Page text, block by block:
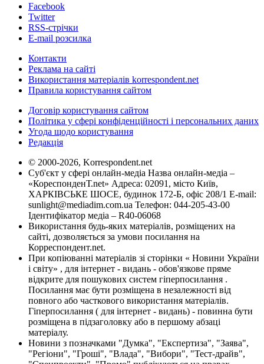
Facebook
Twitter
RSS-стрічки
E-mail розсилка
Контакти
Реклама на сайті
Використання матеріалів korrespondent.net
Правила користування сайтом
Договір користування сайтом
Політика у сфері конфіденційності і персональних даних
Угода щодо користування
Редакція
© 2000-2026, Korrespondent.net
Суб'єкт у сфері онлайн-медіа Назва онлайн-медіа –
«КореспонденТ.net» Адреса: 02091, місто Київ,
ХАРКІВСЬКЕ ШОСЕ, будинок 172-Б, офіс 208/1 E-mail:
sunlight@mediadim.com.ua Телефон: 044-205-43-00
Ідентифікатор медіа – R40-06068
Використання будь-яких матеріалів, розміщених на
сайті, дозволяється за умови посилання на
Корреспондент.net.
При копіюванні матеріалів зі сторінки « Новини України
і світу» , для інтернет - видань - обов'язкове пряме
відкрите для пошукових систем гіперпосилання .
Посилання має бути розміщена в незалежності від
повного або часткового використання матеріалів.
Гіперпосилання ( для інтернет - видань) - повинна бути
розміщена в підзаголовку або в першому абзаці
матеріалу.
Новини з позначками "Думка", "Експертиза", "Заява",
"Регіони", "Гроші", "Влада", "Вибори", "Тест-драйв",